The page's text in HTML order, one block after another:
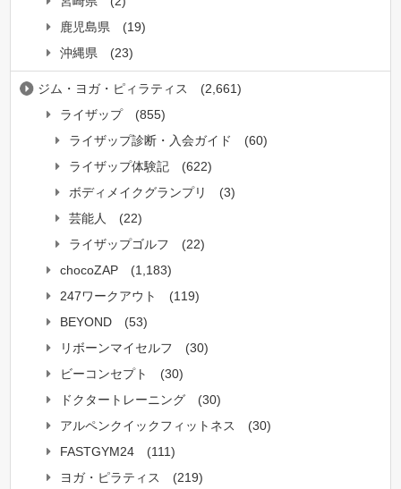
鹿児島県
(19)
沖縄県
(23)
ジム・ヨガ・ピィラティス
(2,661)
ライザップ
(855)
ライザップ診断・入会ガイド
(60)
ライザップ体験記
(622)
ボディメイクグランプリ
(3)
芸能人
(22)
ライザップゴルフ
(22)
chocoZAP
(1,183)
247ワークアウト
(119)
BEYOND
(53)
リボーンマイセルフ
(30)
ビーコンセプト
(30)
ドクタートレーニング
(30)
アルペンクイックフィットネス
(30)
FASTGYM24
(111)
ヨガ・ピラティス
(219)